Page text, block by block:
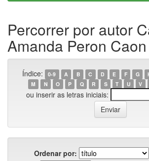
Percorrer por autor
Amanda Peron Caon
Índice: 0-9 A B C D E F G
M
N O P Q R S T U V
ou inserir as letras iniciais:
Ordenar por: